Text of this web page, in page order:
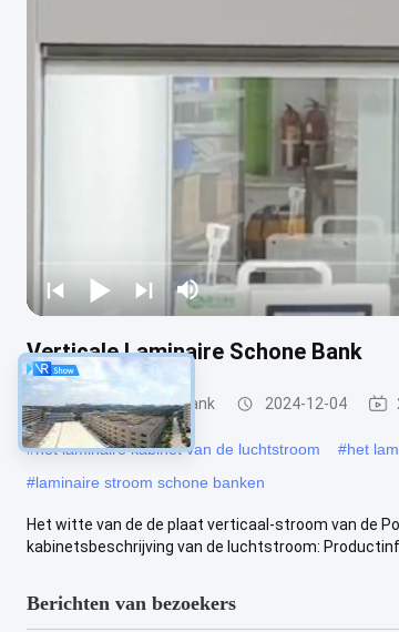
Verticale Laminaire Schone Bank
Laminaire Schone Bank 2024-12-04
#het laminaire kabinet van de luchtstroom #het
#laminaire stroom schone banken
Het witte van de de plaat verticaal-stroom van de
kabinetsbeschrijving van de luchtstroom:
Berichten van bezoekers